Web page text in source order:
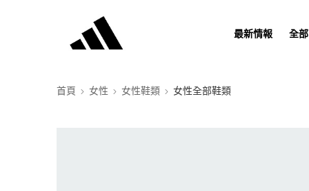
最新情報 全
首頁 女性 女性鞋類 女性全部鞋類